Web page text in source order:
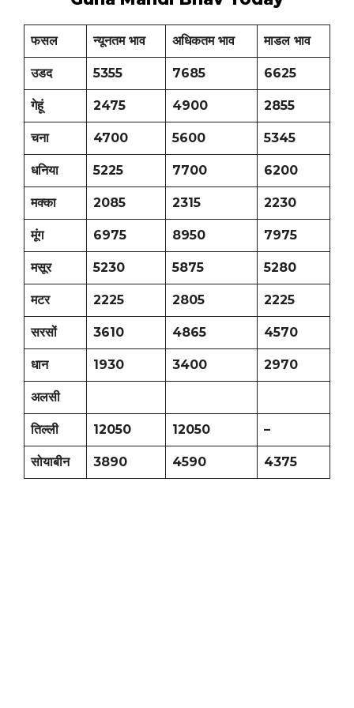
फसल न्यूनतम भाव अधिकतम भाव माडल भाव
उडद 5355 7685 6625
गेहूं 2475 4900 2855
चना 4700 5600 5345
धनिया 5225 7700 6200
मक्का 2085 2315 2230
मूंग 6975 8950 7975
मसूर 5230 5875 5280
मटर 2225 2805 2225
सरसों 3610 4865 4570
धान 1930 3400 2970
अलसी
तिल्ली 12050 12050 –
सोयाबीन 3890 4590 4375